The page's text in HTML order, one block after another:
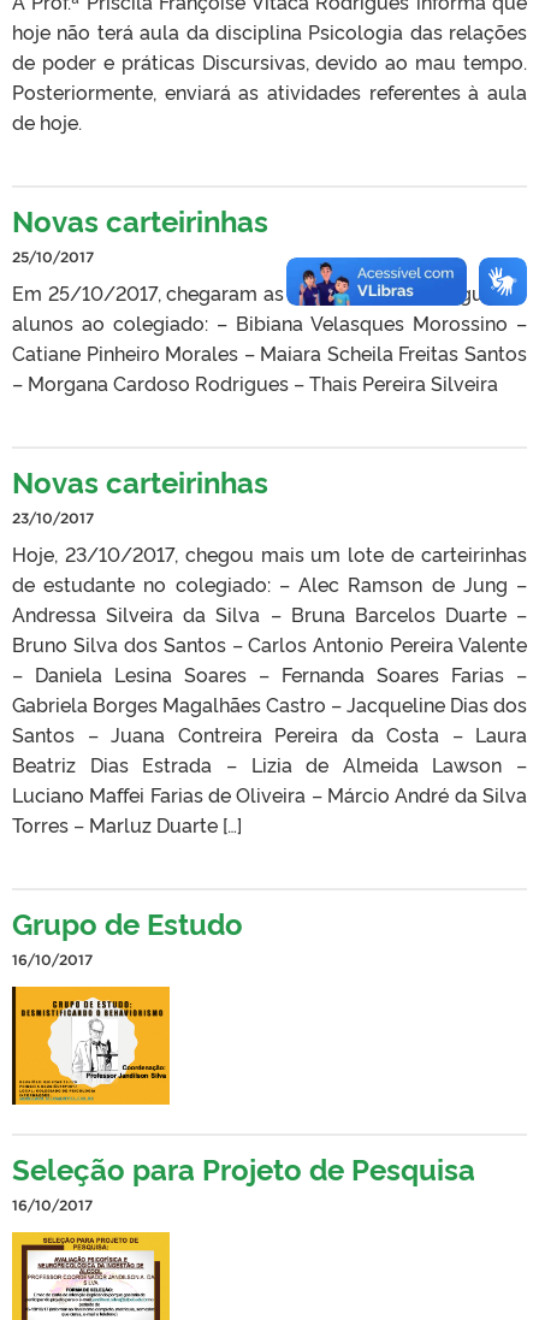
hoje não terá aula da disciplina Psicologia das relações
de poder e práticas Discursivas, devido ao mau tempo.
Posteriormente, enviará as atividades referentes à aula
de hoje.
Novas carteirinhas
25/10/2017
Em 25/10/2017, chegaram as carteirinhas dos seguintes
alunos ao colegiado: – Bibiana Velasques Morossino –
Catiane Pinheiro Morales – Maiara Scheila Freitas Santos
– Morgana Cardoso Rodrigues – Thais Pereira Silveira
Novas carteirinhas
23/10/2017
Hoje, 23/10/2017, chegou mais um lote de carteirinhas
de estudante no colegiado: – Alec Ramson de Jung –
Andressa Silveira da Silva – Bruna Barcelos Duarte –
Bruno Silva dos Santos – Carlos Antonio Pereira Valente
– Daniela Lesina Soares – Fernanda Soares Farias –
Gabriela Borges Magalhães Castro – Jacqueline Dias dos
Santos – Juana Contreira Pereira da Costa – Laura
Beatriz Dias Estrada – Lizia de Almeida Lawson –
Luciano Maffei Farias de Oliveira – Márcio André da Silva
Torres – Marluz Duarte […]
Grupo de Estudo
16/10/2017
Seleção para Projeto de Pesquisa
16/10/2017